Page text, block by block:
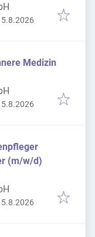
Veröffentlicht
5.8.2026
Medizin
Veröffentlicht
5.8.2026
(m/w/d)
Veröffentlicht
5.8.2026